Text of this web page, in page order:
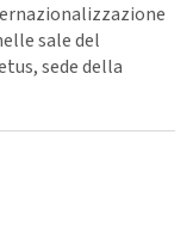
sale del
sede della